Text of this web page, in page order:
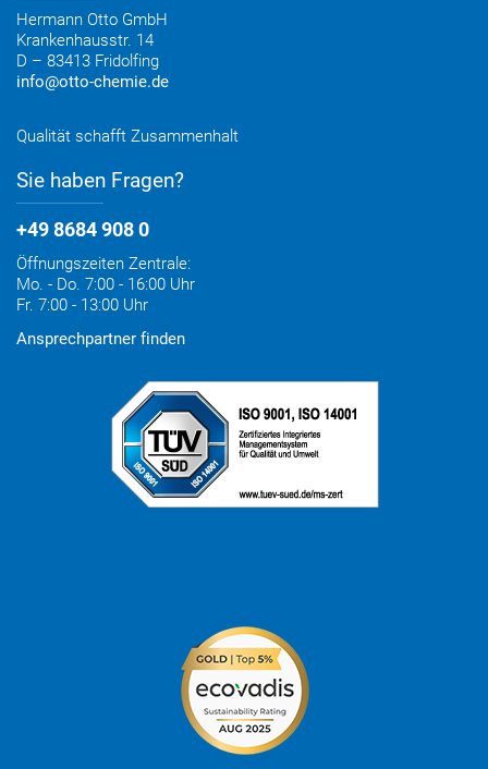
Entsorgung & Verpackungsrücknahme
Hermann Otto GmbH
Krankenhausstr. 14
D – 83413 Fridolfing
info@otto-chemie.de
Qualität schafft Zusammenhalt
Sie haben Fragen?
+49 8684 908 0
Öffnungszeiten Zentrale:
Mo. - Do. 7:00 - 16:00 Uhr
Fr. 7:00 - 13:00 Uhr
Ansprechpartner finden